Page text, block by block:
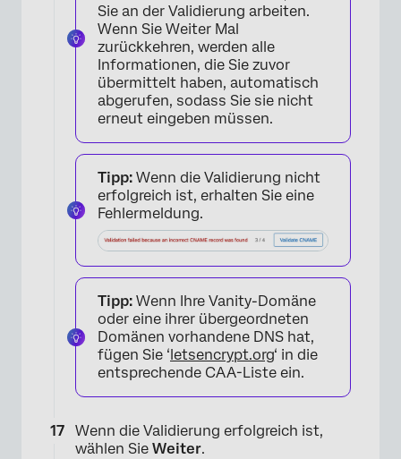
Sie an der Validierung arbeiten.
Wenn Sie Weiter Mal
zurückkehren, werden alle
Informationen, die Sie zuvor
übermittelt haben, automatisch
abgerufen, sodass Sie sie nicht
erneut eingeben müssen.
Tipp: Wenn die Validierung nicht
erfolgreich ist, erhalten Sie eine
Fehlermeldung.
Tipp: Wenn Ihre Vanity-Domäne
oder eine ihrer übergeordneten
Domänen vorhandene DNS hat,
fügen Sie ‘ letsencrypt.org‘ in die
entsprechende CAA-Liste ein.
Wenn die Validierung erfolgreich ist,
wählen Sie Weiter.